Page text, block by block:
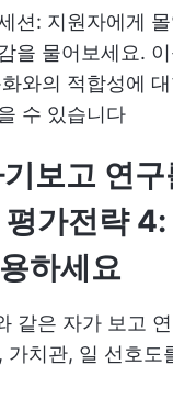
션: 지원자에게
을 물어보세요.
와의 적합성에
수 있습니다
보고 연
가전략 4:
하세요
같은 자가 보고
가치관, 일 선호도